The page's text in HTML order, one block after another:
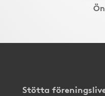
Stötta